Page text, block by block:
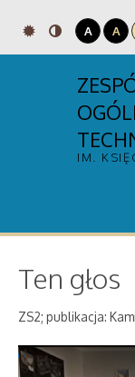
A A
IM.
Ten głos
ZS2; publikacja: